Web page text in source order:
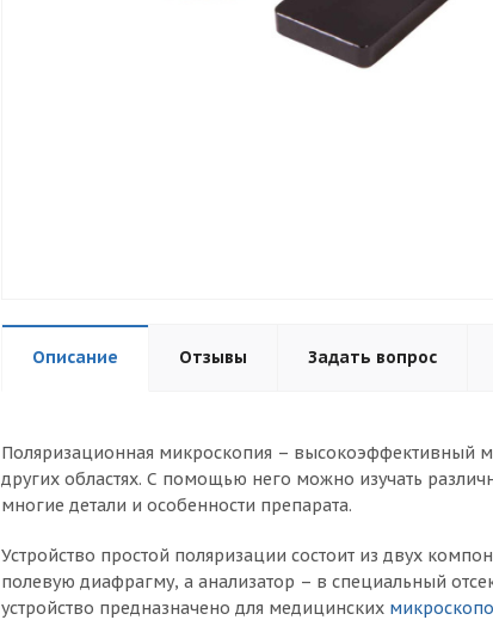
Описание Отзывы Задать вопрос
Поляризационная микроскопия – высокоэффективный
других областях. С помощью него можно изучать
многие детали и особенности препарата.
Устройство простой поляризации состоит из двух
полевую диафрагму, а анализатор – в специальный
устройство предназначено для медицинских